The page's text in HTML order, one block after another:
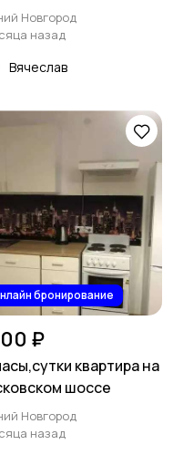
Новгород
назад
Вячеслав
бронирование
₽
квартира на
шоссе
Новгород
назад